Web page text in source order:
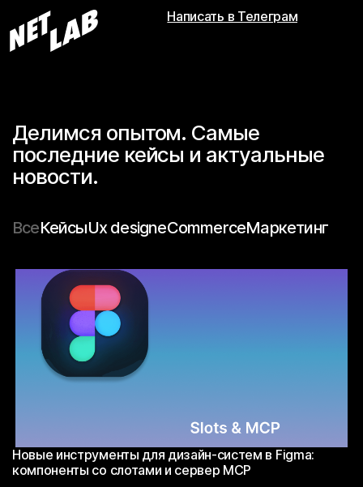
Написать в Телеграм
Делимся опытом. Самые
последние кейсы и актуальные
новости.
ВсеКейсыUx designeCommerceМаркетинг
Новые инструменты для дизайн-систем в Figma:
компоненты со слотами и сервер MCP